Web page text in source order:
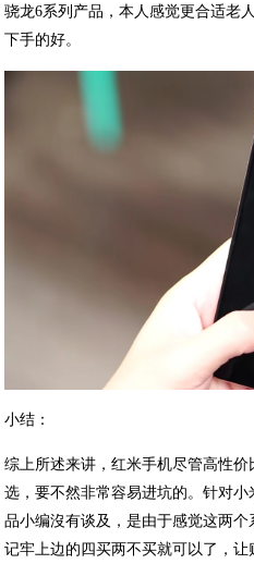
骁龙6系列产品，本人感觉更合适老
下手的好。
小结：
综上所述来讲，红米手机尽管高性
选，要不然非常容易进坑的。针对
品小编沒有谈及，是由于感觉这两
记牢上边的四买两不买就可以了，让